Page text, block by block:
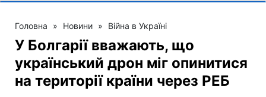
Головна » Новини » Війна в Україні
У Болгарії вважають, що
український дрон міг опинитися
на території країни через РЕБ